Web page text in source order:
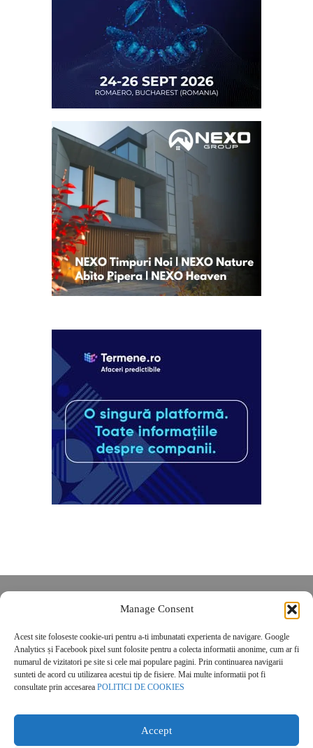
Manage Consent
Acest site foloseste cookie-uri pentru a-ti imbunatati experienta de navigare. Google
Analytics și Facebook pixel sunt folosite pentru a colecta informatii anonime, cum ar fi
numarul de vizitatori pe site si cele mai populare pagini. Prin continuarea navigarii
sunteti de acord cu utilizarea acestui tip de fisiere. Mai multe informatii pot fi
consultate prin accesarea POLITICI DE COOKIES
Accept
POLITICĂ DE CONFIDENȚIALITATE
Politica de cookies